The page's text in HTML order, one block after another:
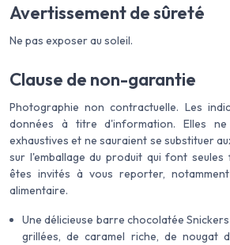
Avertissement de sûreté
Ne pas exposer au soleil.
Clause de non-garantie
Photographie non contractuelle. Les
données à titre d'information. Elles
exhaustives et ne sauraient se substituer
sur l'emballage du produit qui font seules
êtes invités à vous reporter,
alimentaire.
Une délicieuse barre chocolatée
grillées, de caramel riche, de nougat